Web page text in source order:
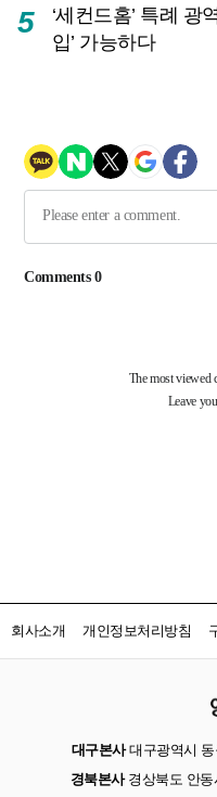
5
‘세컨드홈’ 특례 광
입’ 가능하다
회사소개 개인정보처리방침
대구본사대구광역시 동
경북본사경상북도 안동